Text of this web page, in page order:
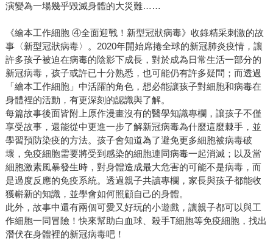
演變為一場幾乎毀滅身體的大災難……
《繪本工作細胞 ④全面迎戰！新型冠狀病毒》收錄精采刺激的故
事〈新型冠狀病毒〉。2020年開始席捲全球的新冠肺炎疫情，讓
許多孩子被迫在病毒的陰影下成長，對於成為日常生活一部分的
新冠病毒，孩子或許已十分熟悉，也可能仍有許多疑問；而透過
「繪本工作細胞」中活躍的角色，想必能讓孩子對細胞和病毒在
身體裡的活動，有更深刻的認識與了解。
每篇故事後面皆附上原作漫畫沒有的醫學知識專欄，讓孩子不僅
享受故事，還能從中更進一步了解新冠病毒為什麼這麼棘手，並
學習預防染疫的方法。孩子會知道為了避免更多細胞被病毒破
壞，免疫細胞需要將受到感染的細胞連同病毒一起消滅；以及當
細胞激素風暴發生時，對身體造成最大危害的可能不是病毒，而
是過度反應的免疫系統。透過親子共讀專欄，家長與孩子都能收
獲嶄新的知識，並學會如何照顧自己的身體。
此外，故事中還有兩個可愛又好玩的小遊戲，讓親子都可以與工
作細胞一同冒險！快來幫助白血球、殺手T細胞等免疫細胞，找出
潛伏在身體裡的新冠病毒吧！